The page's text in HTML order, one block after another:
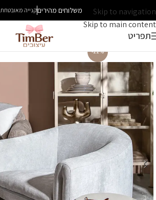
Skip to navigation
Skip to main content
משלוחים מהיריםקנייה מאובטחת
תפריט
-22%